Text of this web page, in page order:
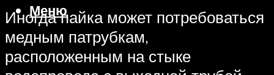
Меню
Иногда пайка может потребоваться
медным патрубкам,
расположенным на стыке